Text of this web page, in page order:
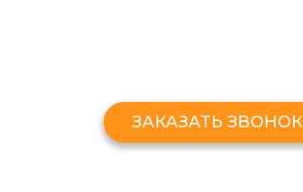
ЗАКАЗАТЬ ЗВОНОК